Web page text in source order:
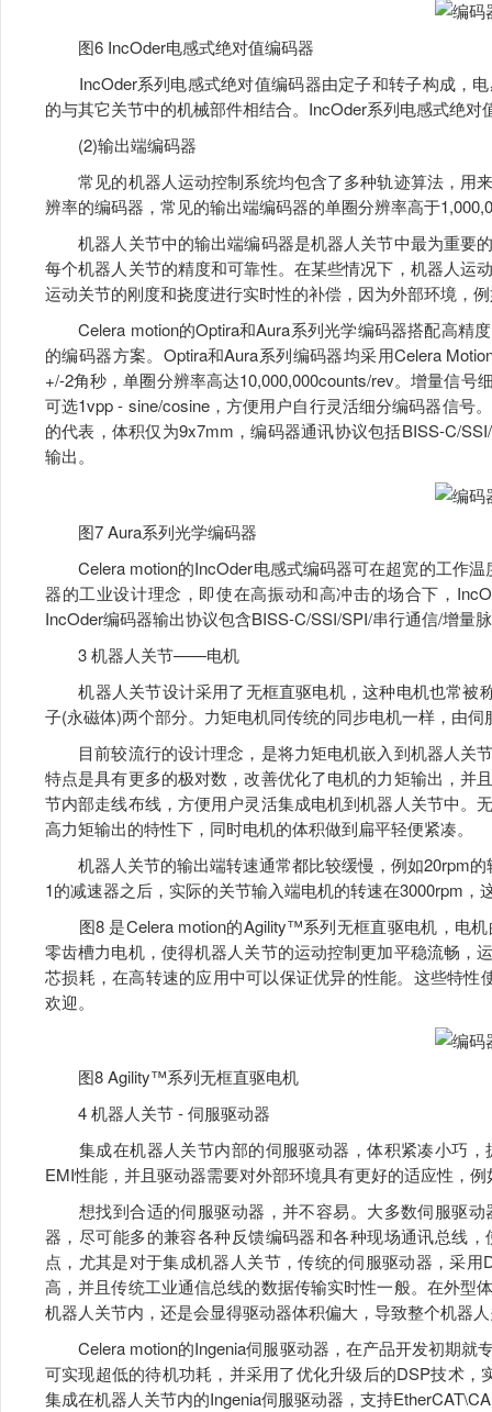
图6 IncOder电感式绝对值编码器
IncOder系列电感式绝对值编码器由定子和转子构成，
的与其它关节中的机械部件相结合。IncOder系列电感式绝
(2)输出端编码器
常见的机器人运动控制系统均包含了多种轨迹算法，用
辨率的编码器，常见的输出端编码器的单圈分辨率高于
机器人关节中的输出端编码器是机器人关节中最为重要
每个机器人关节的精度和可靠性。在某些情况下，机器人运
运动关节的刚度和挠度进行实时性的补偿，因为外部环境，
Celera motion的Optira和Aura系列光学编码器搭配高精
的编码器方案。Optira和Aura系列编码器均采用Celera
+/-2角秒，单圈分辨率高达10,000,000counts/rev。增量信
可选1vpp - sine/cosine，方便用户自行灵活细分编码器信号
的代表，体积仅为9x7mm，编码器通讯协议包括BISS-C/
输出。
图7 Aura系列光学编码器
Celera motion的IncOder电感式编码器可在超宽的工作温
器的工业设计理念，即使在高振动和高冲击的场合下，
IncOder编码器输出协议包含BISS-C/SSI/SPI/串行通信/增量
3 机器人关节——电机
机器人关节设计采用了无框直驱电机，这种电机也常被
子(永磁体)两个部分。力矩电机同传统的同步电机一样，由伺
目前较流行的设计理念，是将力矩电机嵌入到机器人关
特点是具有更多的极对数，改善优化了电机的力矩输出，并
节内部走线布线，方便用户灵活集成电机到机器人关节中。
高力矩输出的特性下，同时电机的体积做到扁平轻便紧凑。
机器人关节的输出端转速通常都比较缓慢，例如20rpm的
1的减速器之后，实际的关节输入端电机的转速在3000rpm
图8 是Celera motion的Agility™系列无框直驱电机，电机
零齿槽力电机，使得机器人关节的运动控制更加平稳流畅，
芯损耗，在高转速的应用中可以保证优异的性能。这些特
欢迎。
图8 Agility™系列无框直驱电机
4 机器人关节 - 伺服驱动器
集成在机器人关节内部的伺服驱动器，体积紧凑小巧，
EMI性能，并且驱动器需要对外部环境具有更好的适应性，
想找到合适的伺服驱动器，并不容易。大多数伺服驱动
器，尽可能多的兼容各种反馈编码器和各种现场通讯总线
点，尤其是对于集成机器人关节，传统的伺服驱动器，采
高，并且传统工业通信总线的数据传输实时性一般。在外型
机器人关节内，还是会显得驱动器体积偏大，导致整个机器
Celera motion的Ingenia伺服驱动器，在产品开发初期就
可实现超低的待机功耗，并采用了优化升级后的DSP技术
集成在机器人关节内的Ingenia伺服驱动器，支持